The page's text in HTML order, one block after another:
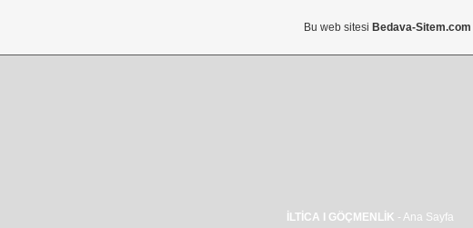
İLTİCA I GÖÇMENLİK - Ana Sayfa
Bu web sitesi Bedava-Sitem.com